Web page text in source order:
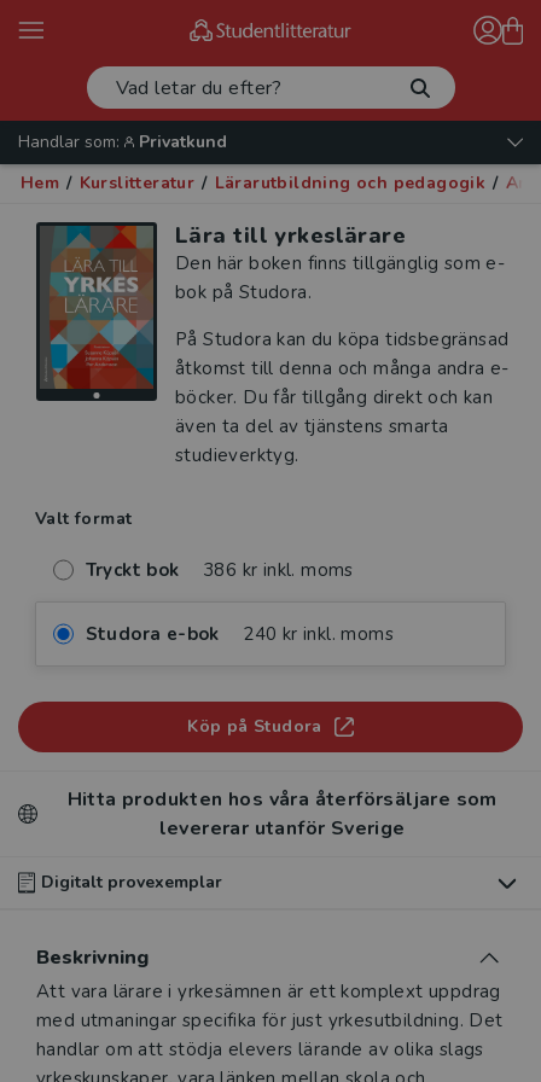
Handlar som:
Privatkund
Hem / Kurslitteratur / Lärarutbildning och pedagogik /
Lära till yrkeslärare
Den här boken finns tillgänglig som e-
bok på Studora.
På Studora kan du köpa tidsbegränsad
åtkomst till denna och många andra e-
böcker. Du får tillgång direkt och kan
även ta del av tjänstens smarta
studieverktyg.
Valt format
Tryckt bok 386 kr inkl. moms
Studora e-bok 240 kr inkl. moms
Köp på Studora
Hitta produkten hos våra återförsäljare som
levererar utanför Sverige
Digitalt provexemplar
digitalt provexemplar av den här produkten
Våra digitala provexemplar tillhandahålls via Studora.se
och ger dig tillgång till boken under 180 dagar. Observera
att erbjudandet endast gäller relevanta produkter för din
Beskrivning
Beskrivning
Att vara lärare i yrkesämnen är ett komplext uppdrag
med utmaningar specifika för just yrkesutbildning. Det
handlar om att stödja elevers lärande av olika slags